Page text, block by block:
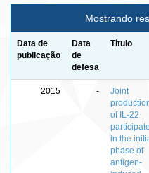
Mostrando
Data de
publicação
Data
de
defesa
Título
2015 -
Joint
of IL-22
in the
phase of
antigen-